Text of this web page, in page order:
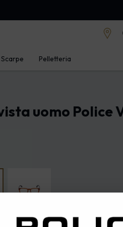
Scarpe Pelletteria
uomo Police